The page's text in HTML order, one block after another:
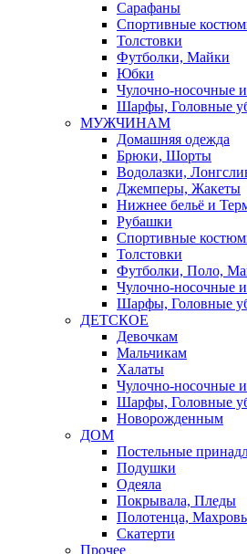
Сарафаны
Спортивные
Толстовки
Футболки, Майки
Юбки
Чулочно-носочные
Шарфы, Головные
МУЖЧИНАМ
Домашняя одежда
Брюки, Шорты
Водолазки,
Джемперы, Жакеты
Нижнее бельё и
Рубашки
Спортивные
Толстовки
Футболки, Поло,
Чулочно-носочные
Шарфы, Головные
ДЕТСКОЕ
Девочкам
Мальчикам
Халаты
Чулочно-носочные
Шарфы, Головные
Новорожденным
ДОМ
Постельные
Подушки
Одеяла
Покрывала, Пледы
Полотенца,
Скатерти
Прочее